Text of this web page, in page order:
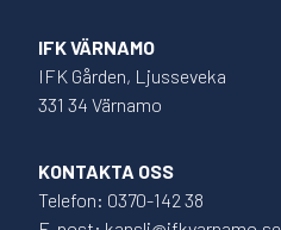
IFK VÄRNAMO
IFK Gården, Ljusseveka
331 34 Värnamo
KONTAKTA OSS
Telefon: 0370-142 38